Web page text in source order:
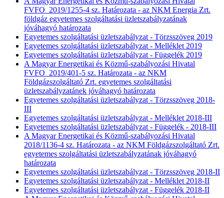
FVFO_2019/1255-4 sz. Határozata - az NKM Energia Zrt.
földgáz egyetemes szolgáltatási üzletszabályzatának
jóváhagyó határozata
Egyetemes szolgáltatási üzletszabályzat - Törzsszöveg 2019
Egyetemes szolgáltatási üzletszabályzat - Melléklet 2019
Egyetemes szolgáltatási üzletszabályzat - Függelék 2019
A Magyar Energetikai és Közmű-szabályozási Hivatal
FVFO_2019/401-5 sz. Határozata - az NKM
Földgázszolgáltató Zrt. egyetemes szolgáltatási
üzletszabályzatánek jóváhagyó határozata
Egyetemes szolgáltatási üzletszabályzat - Törzsszöveg 2018-
III
Egyetemes szolgáltatási üzletszabályzat - Melléklet 2018-III
Egyetemes szolgáltatási üzletszabályzat - Függelék - 2018-III
A Magyar Energetikai és Közmű-szabályozási Hivatal
2018/1136-4 sz. Határozata - az NKM Földgázszolgáltató Zrt.
egyetemes szolgáltatási üzletszabályzatának jóváhagyó
határozata
Egyetemes szolgáltatási üzletszabályzat - Törzsszöveg 2018-II
Egyetemes szolgáltatási üzletszabályzat - Melléklet 2018-II
Egyetemes szolgáltatási üzletszabályzat - Függelék 2018-II